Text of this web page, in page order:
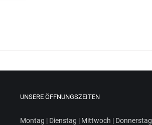
UNSERE ÖFFNUNGSZEITEN
Mon­tag | Diens­tag | Mitt­woch | Donnerstag